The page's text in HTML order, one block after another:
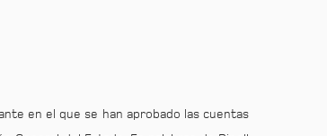
en el que se han aprobado las cuentas